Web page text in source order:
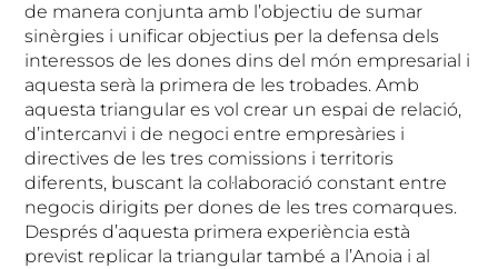
de manera conjunta amb l’objectiu de sumar
sinèrgies i unificar objectius per la defensa dels
interessos de les dones dins del món empresarial i
aquesta serà la primera de les trobades. Amb
aquesta triangular es vol crear un espai de relació,
d’intercanvi i de negoci entre empresàries i
directives de les tres comissions i territoris
diferents, buscant la col·laboració constant entre
negocis dirigits per dones de les tres comarques.
Després d’aquesta primera experiència està
previst replicar la triangular també a l’Anoia i al